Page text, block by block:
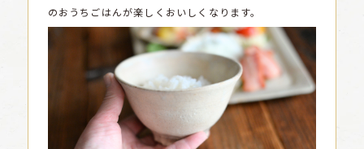
のおうちごはんが楽しくおいしくなります。